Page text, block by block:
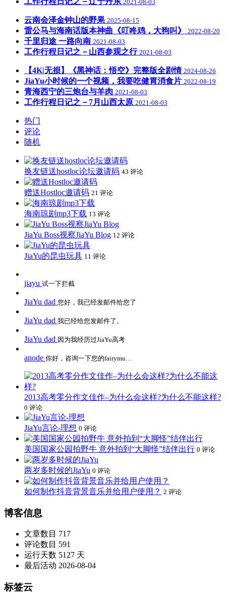
2021-08-03
云南会泽金钟山的野果 2025-08-15
雷公马与海南话版本神曲《叮咚鸡，大狗叫》 2022-08-20
千里归途 一路向南 2021-08-03
工作行程日记之－山西参观之行 2021-08-03
【4K|无损】《黑神话：悟空》完整版全剧情 2024-08-26
JiaYu小时候的一个视频，我要吃健胃消食片 2022-08-19
青海西宁的三炮台与羊肉 2021-08-03
工作行程日记之－7月山西太原 2021-08-03
热门
评论
随机
换友链送hostloc论坛邀请码 43 评论
赠送Hostloc邀请码 21 评论
海南琼剧mp3下载 13 评论
JiaYu Boss视察JiaYu Blog 12 评论
JiaYu的昆虫玩具 11 评论
jiayu 试一下拦截
JiaYu dad 您好，我已经发邮件给您了
JiaYu dad 我已经给您发邮件了。
JiaYu dad 因为我经历过JiaYu高考
anode 你好，咨询一下您的fairymu…
2013高考零分作文佳作–为什么会这样?为什么不能这样?
0 评论
JiaYu言论-理想 0 评论
美国国家公园拍野牛 意外拍到“大脚怪”结伴出行 0 评论
两岁多时候的JiaYu 0 评论
如何制作抖音背景音乐并给用户使用？ 2 评论
博客信息
文章数目 717
评论数目 591
运行天数 5127 天
最后活动 2026-08-04
标签云